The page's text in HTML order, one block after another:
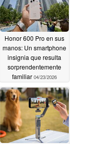
Honor 600 Pro en sus
manos: Un smartphone
insignia que resulta
sorprendentemente
familiar 04/23/2026